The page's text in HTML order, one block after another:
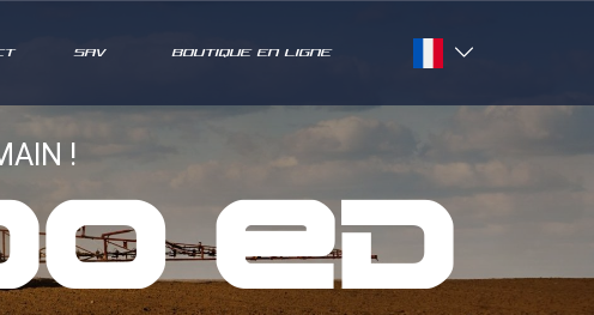
SAV BOUTIQUE EN LIGNE
!
ED